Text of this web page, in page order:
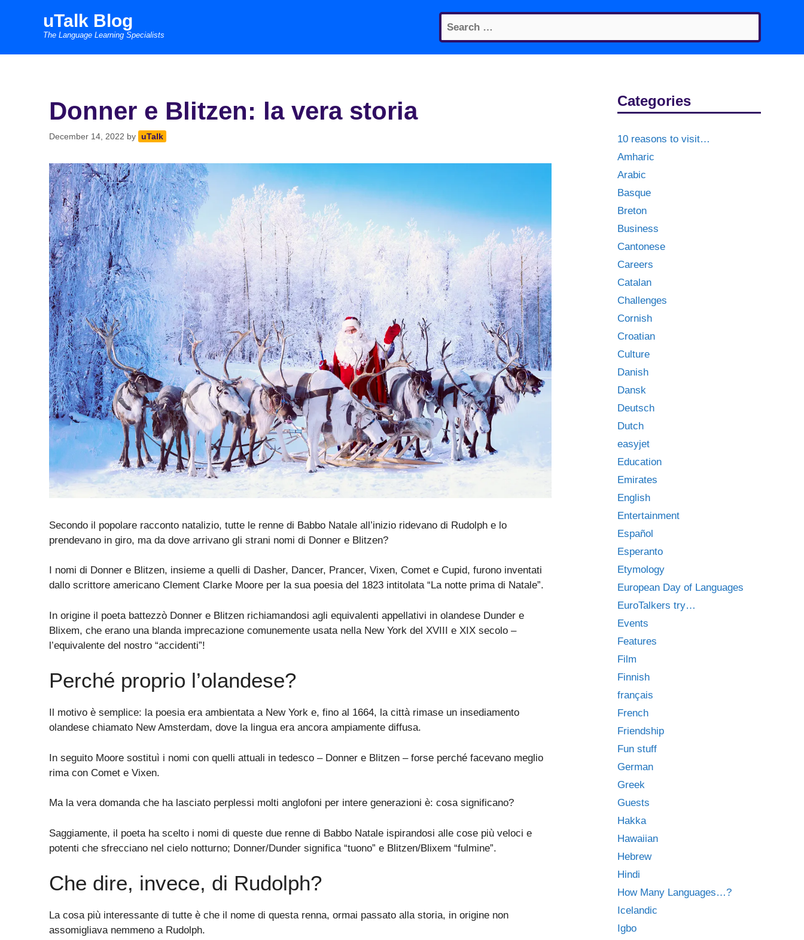
Search
for:
uTalk Blog
The Language Learning Specialists
Donner e Blitzen: la vera storia
December 14, 2022 by uTalk
Secondo il popolare racconto natalizio, tutte le renne di Babbo Natale all’inizio ridevano di Rudolph e lo
prendevano in giro, ma da dove arrivano gli strani nomi di Donner e Blitzen?
I nomi di Donner e Blitzen, insieme a quelli di Dasher, Dancer, Prancer, Vixen, Comet e Cupid, furono inventati
dallo scrittore americano Clement Clarke Moore per la sua poesia del 1823 intitolata “La notte prima di Natale”.
In origine il poeta battezzò Donner e Blitzen richiamandosi agli equivalenti appellativi in olandese Dunder e
Blixem, che erano una blanda imprecazione comunemente usata nella New York del XVIII e XIX secolo –
l’equivalente del nostro “accidenti”!
Perché proprio l’olandese?
Il motivo è semplice: la poesia era ambientata a New York e, fino al 1664, la città rimase un insediamento
olandese chiamato New Amsterdam, dove la lingua era ancora ampiamente diffusa.
In seguito Moore sostituì i nomi con quelli attuali in tedesco – Donner e Blitzen – forse perché facevano meglio
rima con Comet e Vixen.
Ma la vera domanda che ha lasciato perplessi molti anglofoni per intere generazioni è: cosa significano?
Saggiamente, il poeta ha scelto i nomi di queste due renne di Babbo Natale ispirandosi alle cose più veloci e
potenti che sfrecciano nel cielo notturno; Donner/Dunder significa “tuono” e Blitzen/Blixem “fulmine”.
Che dire, invece, di Rudolph?
La cosa più interessante di tutte è che il nome di questa renna, ormai passato alla storia, in origine non
assomigliava nemmeno a Rudolph.
Categories
10 reasons to visit…
Amharic
Arabic
Basque
Breton
Business
Cantonese
Careers
Catalan
Challenges
Cornish
Croatian
Culture
Danish
Dansk
Deutsch
Dutch
easyjet
Education
Emirates
English
Entertainment
Español
Esperanto
Etymology
European Day of Languages
EuroTalkers try…
Events
Features
Film
Finnish
français
French
Friendship
Fun stuff
German
Greek
Guests
Hakka
Hawaiian
Hebrew
Hindi
How Many Languages…?
Icelandic
Igbo